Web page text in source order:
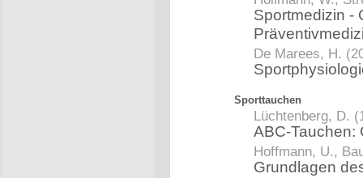
Sportmedizin -
De Marees, H.
Sporttauchen
Lüchtenberg, D.
ABC-Tauchen:
Hoffmann, U.,
Grundlagen